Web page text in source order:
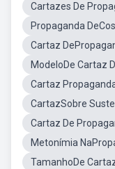
Cartazes De
Propaganda
Cartaz
ModeloDe Cartaz
Cartaz
CartazSobre
Cartaz De
Metonímia
TamanhoDe